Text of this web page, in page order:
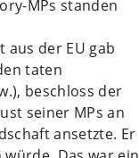
MPs standen
der EU gab
taten
beschloss der
seiner MPs an
ansetzte. Er